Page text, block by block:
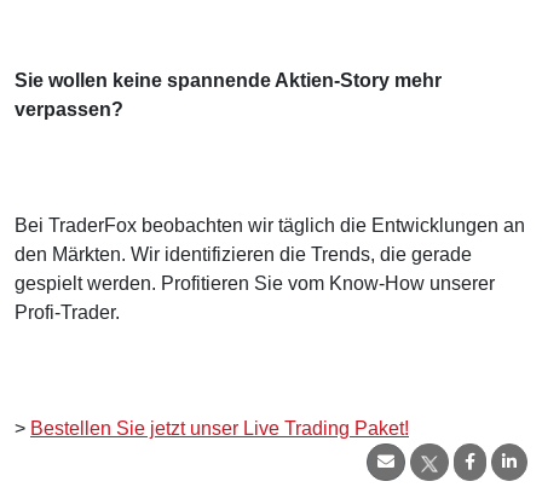
Sie wollen keine spannende Aktien-Story mehr
verpassen?
Bei TraderFox beobachten wir täglich die Entwicklungen an
den Märkten. Wir identifizieren die Trends, die gerade
gespielt werden. Profitieren Sie vom Know-How unserer
Profi-Trader.
> Bestellen Sie jetzt unser Live Trading Paket!